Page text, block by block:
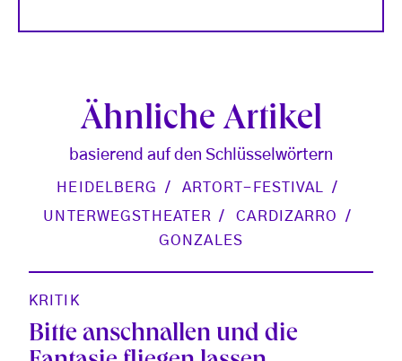
Ähnliche Artikel
basierend auf den Schlüsselwörtern
HEIDELBERG
ARTORT-FESTIVAL
UNTERWEGSTHEATER
CARDIZARRO
GONZALES
KRITIK
Bitte anschnallen und die